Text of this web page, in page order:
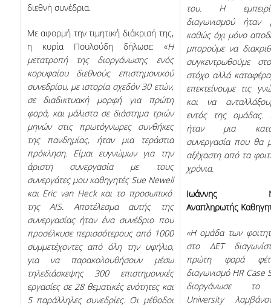
διεθνή συνέδρια.
Με αφορμή την τιμητική διάκρισή της,
η κυρία Πουλούδη δήλωσε: «Η
μετατροπή της διοργάνωσης ενός
κορυφαίου διεθνούς επιστημονικού
συνεδρίου, με ιστορία σχεδόν 30 ετών,
σε διαδικτυακή μορφή για πρώτη
φορά, και μάλιστα σε διάστημα τριών
μηνών στις πρωτόγνωρες συνθήκες
της πανδημίας, ήταν μια τεράστια
πρόκληση. Είμαι ευγνώμων για την
άριστη συνεργασία με τους
συνεργάτες μου καθηγητές Sue Newell
και Eric van Heckκαι το προσωπικό
τηςAIS. Αποτέλεσμα αυτής της
συνεργασίας ήταν ένα συνέδριο που
προσέλκυσε περισσότερους από 1000
συμμετέχοντες από όλη την υφήλιο,
για να παρακολουθήσουν μέσω
τηλεδιάσκεψης 300 επιστημονικές
εργασίες σε 28 θεματικές ενότητες και
5 παράλληλες συνεδρίες. Οι μέθοδοι
του. Η
διαγωνισμού ήταν
καθώς όχι μόνο
μπορούμε να
συγκεντρωθούμε
στόχο αλλά
επεκτείνουμε τις
και να
εντός της ομάδας.
ήταν μια
συνεργασία που θα
αξέχαστη από τα
χρόνια.
Ιωάννης
Αναπληρωτής
«Η ομάδα των
στο ΔΕΤ
πρώτη φορά
διαγωνισμό HR Case
διοργάνωσε το
University